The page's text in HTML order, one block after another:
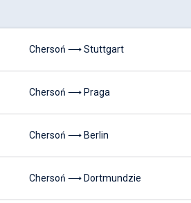
Chersoń ⟶ Stuttgart
Chersoń ⟶ Praga
Chersoń ⟶ Berlin
Chersoń ⟶ Dortmundzie